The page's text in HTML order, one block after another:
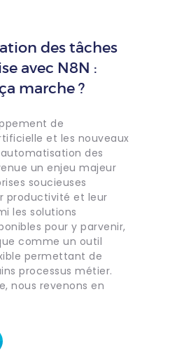
des tâches
avec N8N :
marche ?
de
et les nouveaux
des
un enjeu majeur
soucieuses
productivité et leur
les solutions
pour y parvenir,
comme un outil
permettant de
processus métier.
nous revenons en